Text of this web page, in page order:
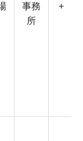
事務
所
+